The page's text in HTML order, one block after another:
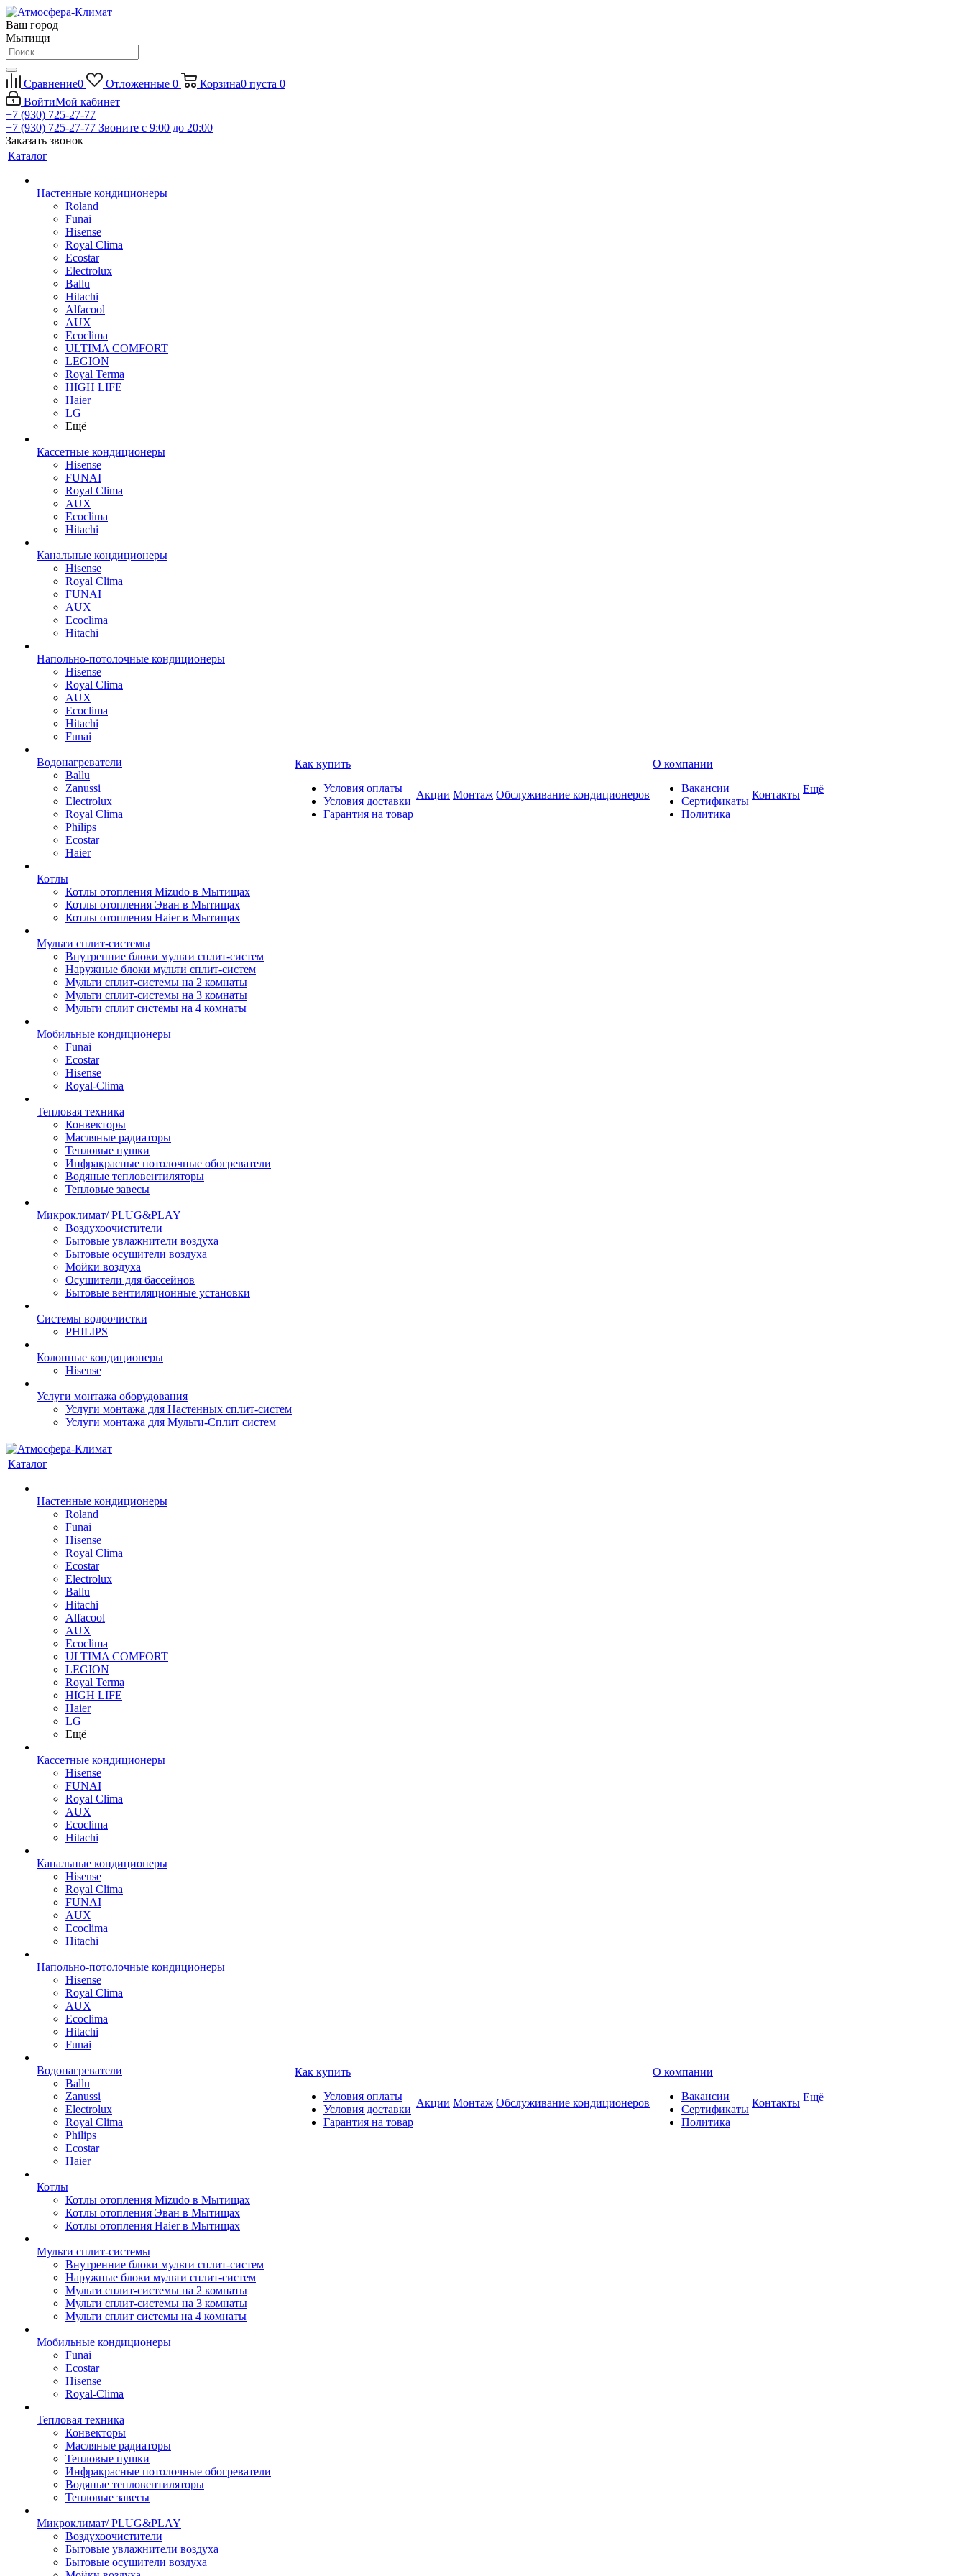
Ваш город
Мытищи
Сравнение0 Отложенные 0 Корзина0 пуста 0
ВойтиМой кабинет
+7 (930) 725-27-77
+7 (930) 725-27-77 Звоните с 9:00 до 20:00
Заказать звонок
Каталог
Настенные кондиционеры
Roland
Funai
Hisense
Royal Clima
Ecostar
Electrolux
Ballu
Hitachi
Alfacool
AUX
Ecoclima
ULTIMA COMFORT
LEGION
Royal Terma
HIGH LIFE
Haier
LG
Ещё
Кассетные кондиционеры
Hisense
FUNAI
Royal Clima
AUX
Ecoclima
Hitachi
Канальные кондиционеры
Hisense
Royal Clima
FUNAI
AUX
Ecoclima
Hitachi
Напольно-потолочные кондиционеры
Hisense
Royal Clima
AUX
Ecoclima
Hitachi
Funai
Водонагреватели
Ballu
Zanussi
Electrolux
Royal Clima
Philips
Ecostar
Haier
Котлы
Котлы отопления Mizudo в Мытищах
Котлы отопления Эван в Мытищах
Котлы отопления Haier в Мытищах
Мульти сплит-системы
Внутренние блоки мульти сплит-систем
Наружные блоки мульти сплит-систем
Мульти сплит-системы на 2 комнаты
Мульти сплит-системы на 3 комнаты
Мульти сплит системы на 4 комнаты
Мобильные кондиционеры
Funai
Ecostar
Hisense
Royal-Clima
Тепловая техника
Конвекторы
Масляные радиаторы
Тепловые пушки
Инфракрасные потолочные обогреватели
Водяные тепловентиляторы
Тепловые завесы
Микроклимат/ PLUG&PLAY
Воздухоочистители
Бытовые увлажнители воздуха
Бытовые осушители воздуха
Мойки воздуха
Осушители для бассейнов
Бытовые вентиляционные установки
Системы водоочистки
PHILIPS
Колонные кондиционеры
Hisense
Услуги монтажа оборудования
Услуги монтажа для Настенных сплит-систем
Услуги монтажа для Мульти-Сплит систем
Как купить
Условия оплаты
Условия доставки
Гарантия на товар
Акции Монтаж Обслуживание кондиционеров
О компании
Вакансии
Сертификаты
Политика
Контакты Ещё
Каталог
Настенные кондиционеры
Roland
Funai
Hisense
Royal Clima
Ecostar
Electrolux
Ballu
Hitachi
Alfacool
AUX
Ecoclima
ULTIMA COMFORT
LEGION
Royal Terma
HIGH LIFE
Haier
LG
Ещё
Кассетные кондиционеры
Hisense
FUNAI
Royal Clima
AUX
Ecoclima
Hitachi
Канальные кондиционеры
Hisense
Royal Clima
FUNAI
AUX
Ecoclima
Hitachi
Напольно-потолочные кондиционеры
Hisense
Royal Clima
AUX
Ecoclima
Hitachi
Funai
Водонагреватели
Ballu
Zanussi
Electrolux
Royal Clima
Philips
Ecostar
Haier
Котлы
Котлы отопления Mizudo в Мытищах
Котлы отопления Эван в Мытищах
Котлы отопления Haier в Мытищах
Мульти сплит-системы
Внутренние блоки мульти сплит-систем
Наружные блоки мульти сплит-систем
Мульти сплит-системы на 2 комнаты
Мульти сплит-системы на 3 комнаты
Мульти сплит системы на 4 комнаты
Мобильные кондиционеры
Funai
Ecostar
Hisense
Royal-Clima
Тепловая техника
Конвекторы
Масляные радиаторы
Тепловые пушки
Инфракрасные потолочные обогреватели
Водяные тепловентиляторы
Тепловые завесы
Микроклимат/ PLUG&PLAY
Воздухоочистители
Бытовые увлажнители воздуха
Бытовые осушители воздуха
Как купить
Условия оплаты
Условия доставки
Гарантия на товар
Акции Монтаж Обслуживание кондиционеров
О компании
Вакансии
Сертификаты
Политика
Контакты Ещё